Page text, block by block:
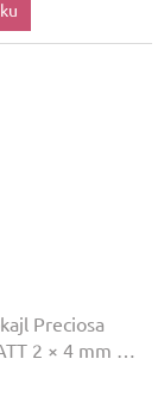
Preciosa
2 × 4 mm 10